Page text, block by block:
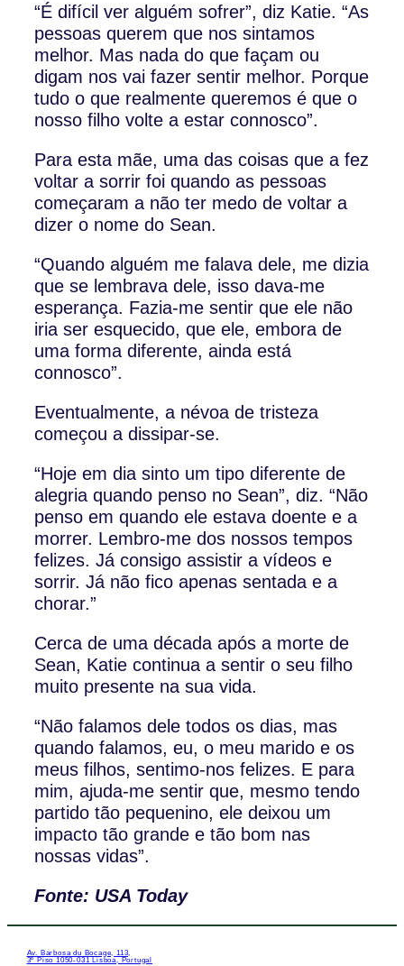
“É difícil ver alguém sofrer”, diz Katie. “As
pessoas querem que nos sintamos
melhor. Mas nada do que façam ou
digam nos vai fazer sentir melhor. Porque
tudo o que realmente queremos é que o
nosso filho volte a estar connosco”.
Para esta mãe, uma das coisas que a fez
voltar a sorrir foi quando as pessoas
começaram a não ter medo de voltar a
dizer o nome do Sean.
“Quando alguém me falava dele, me dizia
que se lembrava dele, isso dava-me
esperança. Fazia-me sentir que ele não
iria ser esquecido, que ele, embora de
uma forma diferente, ainda está
connosco”.
Eventualmente, a névoa de tristeza
começou a dissipar-se.
“Hoje em dia sinto um tipo diferente de
alegria quando penso no Sean”, diz. “Não
penso em quando ele estava doente e a
morrer. Lembro-me dos nossos tempos
felizes. Já consigo assistir a vídeos e
sorrir. Já não fico apenas sentada e a
chorar.”
Cerca de uma década após a morte de
Sean, Katie continua a sentir o seu filho
muito presente na sua vida.
“Não falamos dele todos os dias, mas
quando falamos, eu, o meu marido e os
meus filhos, sentimo-nos felizes. E para
mim, ajuda-me sentir que, mesmo tendo
partido tão pequenino, ele deixou um
impacto tão grande e tão bom nas
nossas vidas”.
Fonte: USA Today
Av. Barbosa du Bocage, 113,
3º Piso 1050-031 Lisboa, Portugal